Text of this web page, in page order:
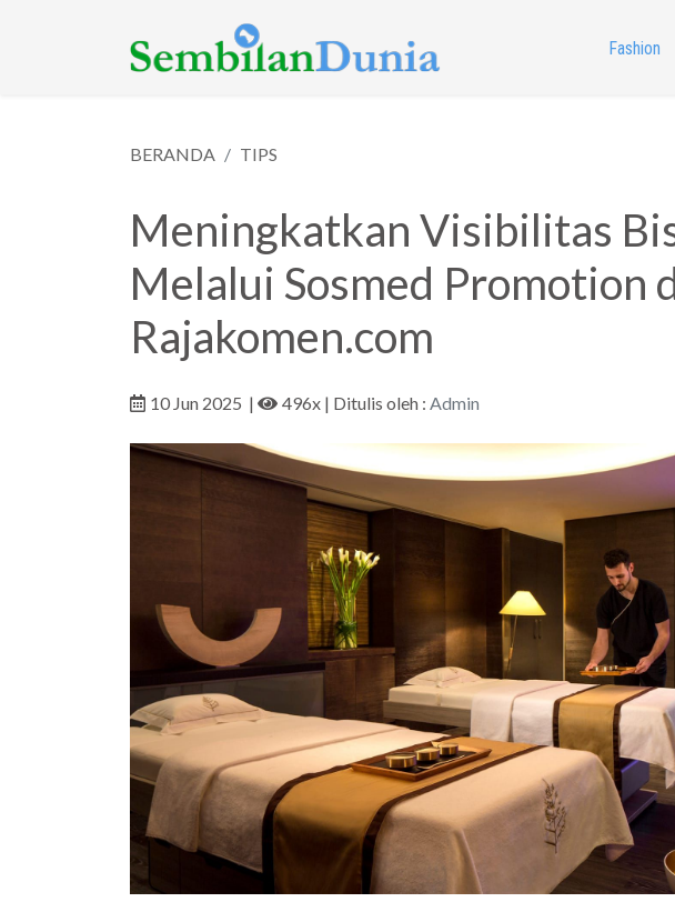
Fashion
BERANDA TIPS
Meningkatkan Visibilitas
Melalui Sosmed Promotion
Rajakomen.com
10 Jun 2025 | 496x | Ditulis oleh : Admin